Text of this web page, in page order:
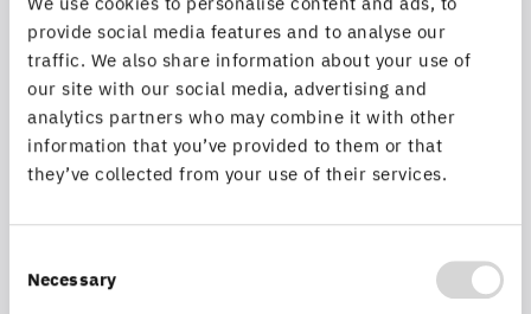
provide social media features and to analyse our
traffic. We also share information about your use of
our site with our social media, advertising and
analytics partners who may combine it with other
information that you’ve provided to them or that
they’ve collected from your use of their services.
Selection
Necessary
von Katalogdiensten . Inhalte aus OGC-CSW- oder
INSPIRE-Discovery-Services lassen sich nun
differenziert filtern – etwa nach Schlüsselwörtern oder
räumlichen Kriterien. Die Qualität und Relevanz der
individuellen Suchergebnisse können hierdurch
substanziell erhöht werden.
eine
in Geodateninfrastrukturen –